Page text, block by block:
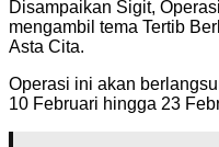
Disampaikan Sigit,
mengambil tema Tertib
Asta Cita.
Operasi ini akan
10 Februari hingga 23